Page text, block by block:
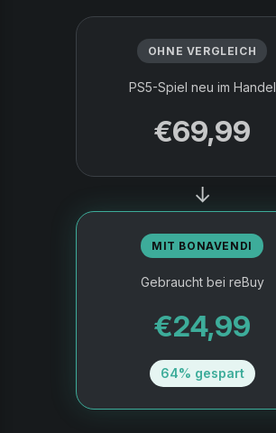
OHNE VERGLEICH
PS5-Spiel neu im Handel
€69,99
→
MIT BONAVENDI
Gebraucht bei reBuy
€24,99
64% gespart